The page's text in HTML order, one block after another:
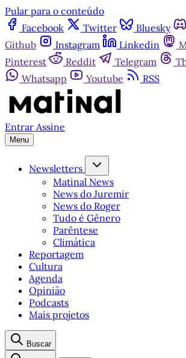
Pular para o conteúdo
Facebook
Twitter Bluesky
Github
Instagram Linkedin
Pinterest
Reddit Telegram
Whatsapp
Youtube RSS
Entrar Assine
Menu
Newsletters
Matinal News
News do Juremir
News do Roger
Tudo é Gênero
Parêntese
Climática
Reportagem
Cultura
Agenda
Opinião
Podcasts
Mais projetos
Buscar